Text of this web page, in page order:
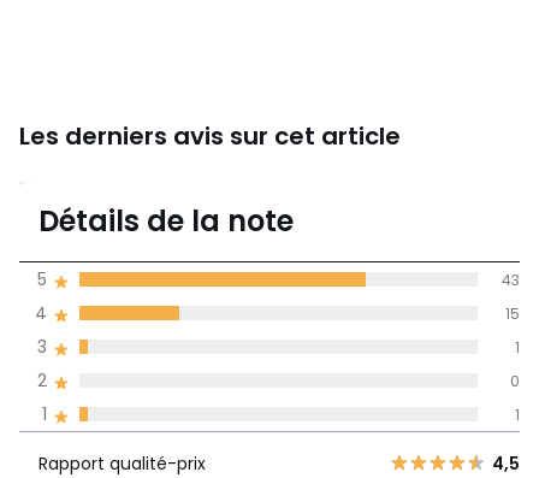
Les derniers avis sur cet article
4,7
moyenne des avis
dans toutes les
4
5 4,5
Détails de la note
1 1
2 0
3 1
4 15
5 43
Rapport qualité-prix 4,5